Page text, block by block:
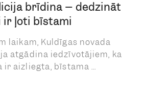
brīdina – dedzināt
ir ļoti bīstami
laikam, Kuldīgas novada
atgādina iedzīvotājiem, ka
ir aizliegta, bīstama ...